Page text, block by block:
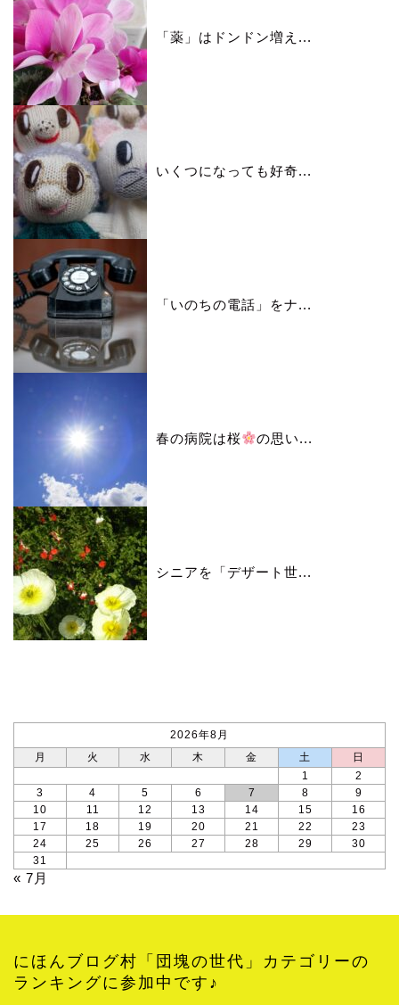
「薬」はドンドン増え...
いくつになっても好奇...
「いのちの電話」をナ...
春の病院は桜 の思い...
シニアを「デザート世...
2026年8月
月
火 水 木 金 土
日
1
2
3
4 5 6 7 8
9
10
11 12 13 14 15
16
17
18 19 20 21 22
23
24
25 26 27 28 29
30
31
« 7月
にほんブログ村「団塊の世代」カテゴリーの
ランキングに参加中です♪